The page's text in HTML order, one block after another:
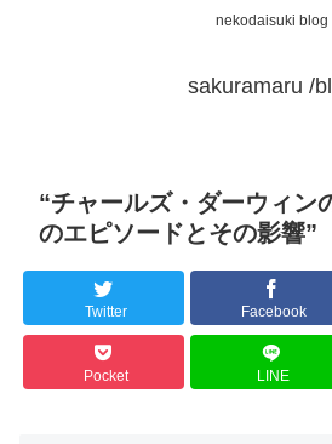
nekodaisuki blog
sakuramaru /
“チャールズ・ダーウィン
のエピソードとその影響”
Twitter Facebook
Pocket LINE